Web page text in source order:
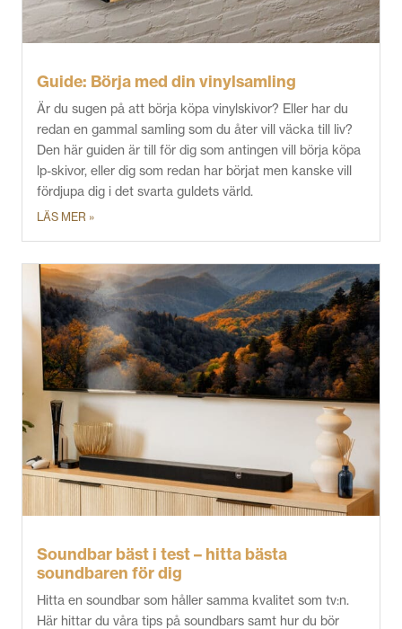
Guide: Börja med din vinylsamling
Är du sugen på att börja köpa vinylskivor? Eller har du
redan en gammal samling som du åter vill väcka till liv?
Den här guiden är till för dig som antingen vill börja köpa
lp-skivor, eller dig som redan har börjat men kanske vill
fördjupa dig i det svarta guldets värld.
LÄS MER »
Soundbar bäst i test – hitta bästa
soundbaren för dig
Hitta en soundbar som håller samma kvalitet som tv:n.
Här hittar du våra tips på soundbars samt hur du bör